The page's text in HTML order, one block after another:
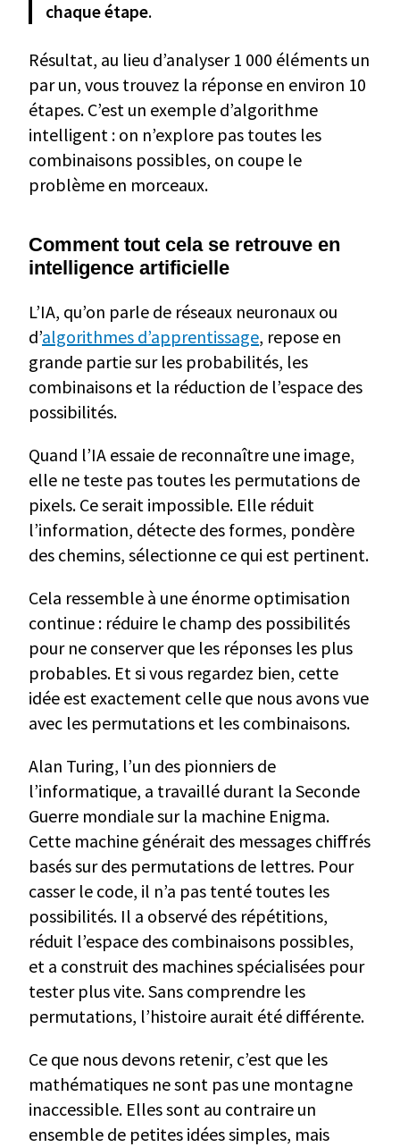
chaque étape.
Résultat, au lieu d’analyser 1 000 éléments un
par un, vous trouvez la réponse en environ 10
étapes. C’est un exemple d’algorithme
intelligent : on n’explore pas toutes les
combinaisons possibles, on coupe le
problème en morceaux.
Comment tout cela se retrouve en
intelligence artificielle
L’IA, qu’on parle de réseaux neuronaux ou
d’algorithmes d’apprentissage, repose en
grande partie sur les probabilités, les
combinaisons et la réduction de l’espace des
possibilités.
Quand l’IA essaie de reconnaître une image,
elle ne teste pas toutes les permutations de
pixels. Ce serait impossible. Elle réduit
l’information, détecte des formes, pondère
des chemins, sélectionne ce qui est pertinent.
Cela ressemble à une énorme optimisation
continue : réduire le champ des possibilités
pour ne conserver que les réponses les plus
probables. Et si vous regardez bien, cette
idée est exactement celle que nous avons vue
avec les permutations et les combinaisons.
Alan Turing, l’un des pionniers de
l’informatique, a travaillé durant la Seconde
Guerre mondiale sur la machine Enigma.
Cette machine générait des messages chiffrés
basés sur des permutations de lettres. Pour
casser le code, il n’a pas tenté toutes les
possibilités. Il a observé des répétitions,
réduit l’espace des combinaisons possibles,
et a construit des machines spécialisées pour
tester plus vite. Sans comprendre les
permutations, l’histoire aurait été différente.
Ce que nous devons retenir, c’est que les
mathématiques ne sont pas une montagne
inaccessible. Elles sont au contraire un
ensemble de petites idées simples, mais